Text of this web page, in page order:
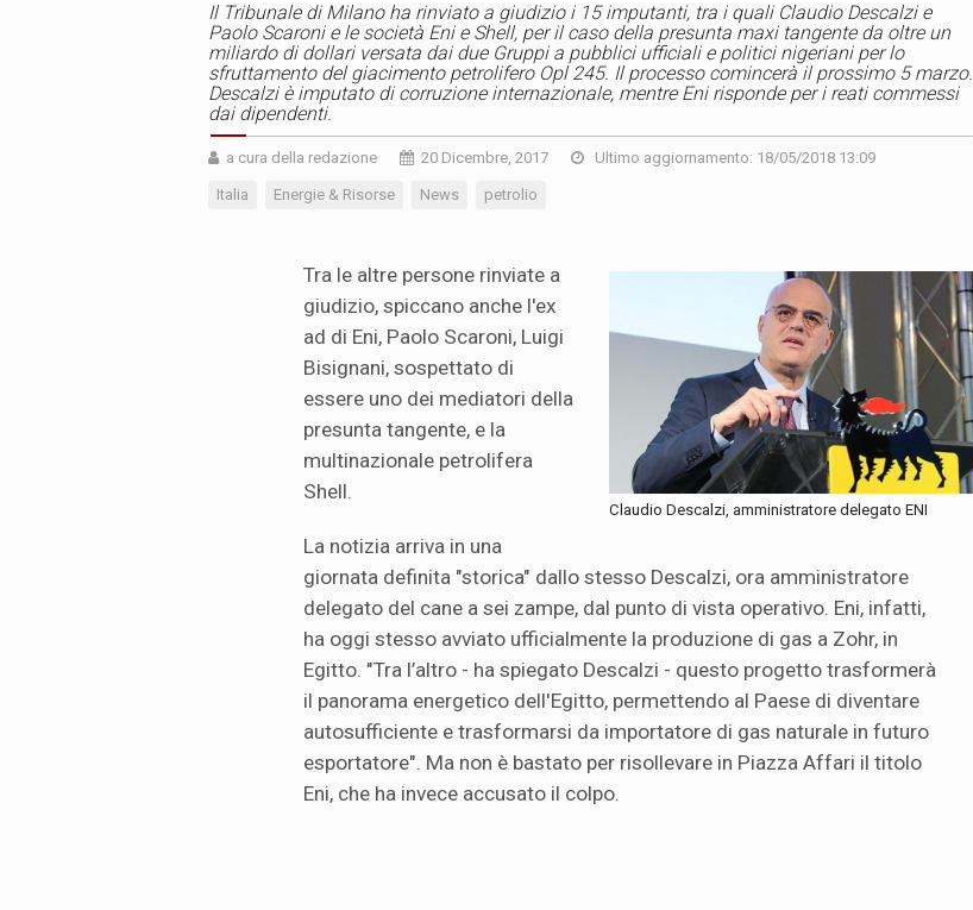
Il Tribunale di Milano ha rinviato a giudizio i 15 imputanti, tra i quali Claudio Descalzi e
Paolo Scaroni e le società Eni e Shell, per il caso della presunta maxi tangente da oltre un
miliardo di dollari versata dai due Gruppi a pubblici ufficiali e politici nigeriani per lo
sfruttamento del giacimento petrolifero Opl 245. Il processo comincerà il prossimo 5 marzo.
Descalzi è imputato di corruzione internazionale, mentre Eni risponde per i reati commessi
dai dipendenti.
a cura della redazione 20 Dicembre, 2017 Ultimo aggiornamento: 18/05/2018 13:09
Italia Energie & Risorse News petrolio
Claudio Descalzi, amministratore delegato ENI
Tra le altre persone rinviate a
giudizio, spiccano anche l'ex
ad di Eni, Paolo Scaroni, Luigi
Bisignani, sospettato di
essere uno dei mediatori della
presunta tangente, e la
multinazionale petrolifera
Shell.
La notizia arriva in una
giornata definita "storica" dallo stesso Descalzi, ora amministratore
delegato del cane a sei zampe, dal punto di vista operativo. Eni, infatti,
ha oggi stesso avviato ufficialmente la produzione di gas a Zohr, in
Egitto. "Tra l’altro - ha spiegato Descalzi - questo progetto trasformerà
il panorama energetico dell'Egitto, permettendo al Paese di diventare
autosufficiente e trasformarsi da importatore di gas naturale in futuro
esportatore". Ma non è bastato per risollevare in Piazza Affari il titolo
Eni, che ha invece accusato il colpo.